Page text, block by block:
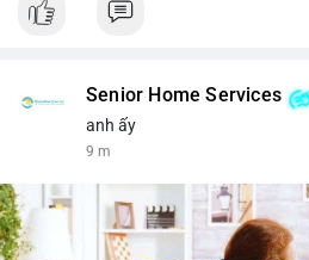
Senior Home Services
anh ấy
9 m